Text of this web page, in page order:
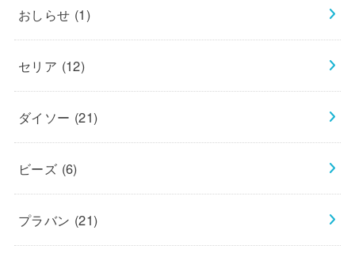
おしらせ (1)
セリア (12)
ダイソー (21)
ビーズ (6)
プラバン (21)